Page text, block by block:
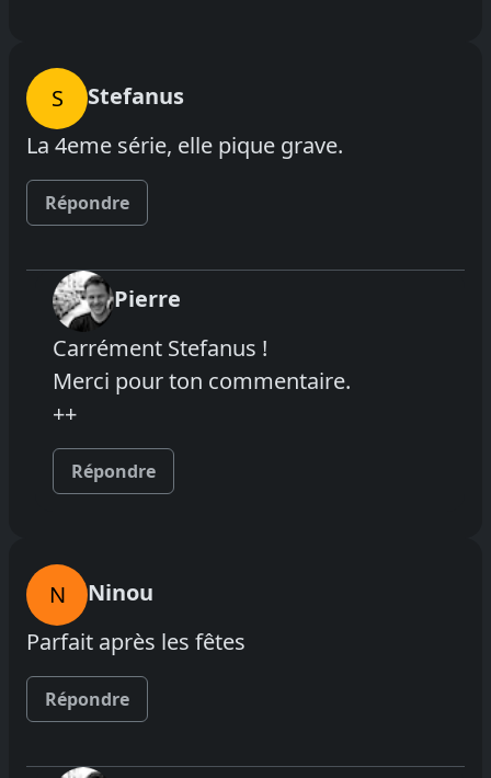
S
Stefanus
La 4eme série, elle pique grave.
Répondre
Pierre
Carrément Stefanus !
Merci pour ton commentaire.
++
Répondre
N
Ninou
Parfait après les fêtes
Répondre